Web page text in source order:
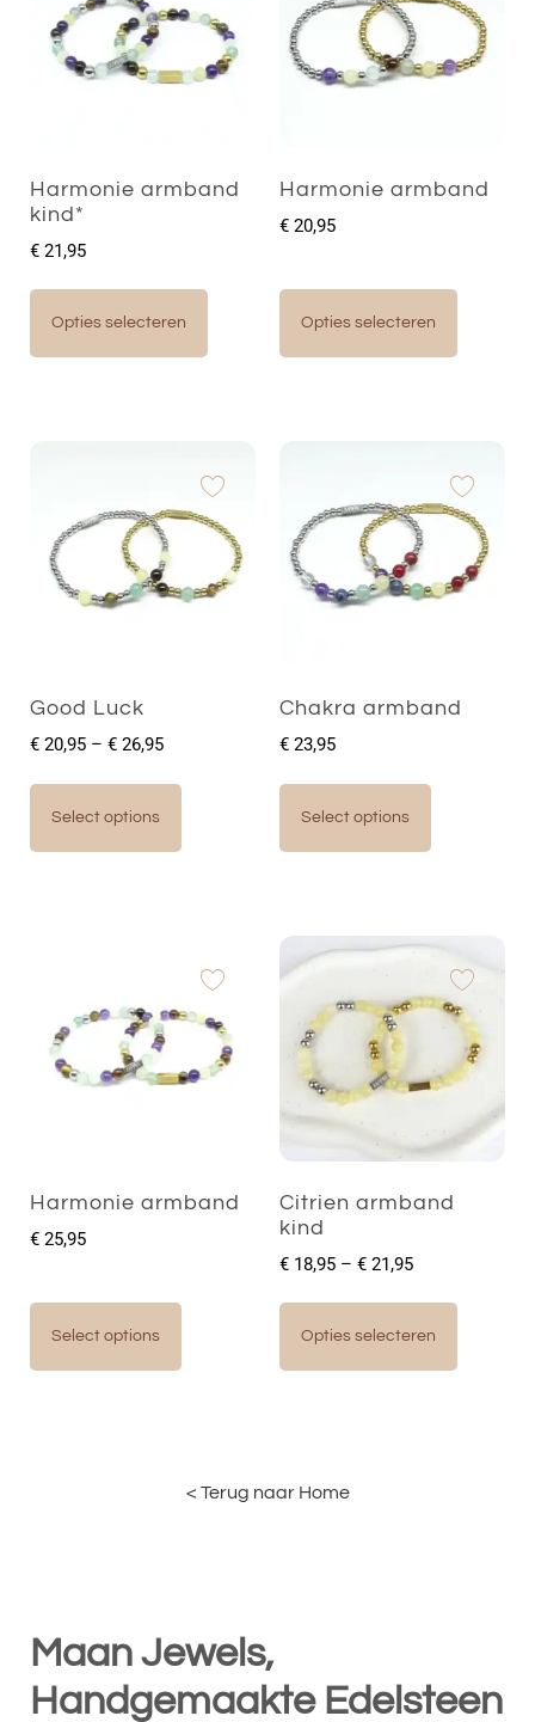
Harmonie armband
kind*
€ 21,95
Opties selecteren
Harmonie armband
€ 20,95
Opties selecteren
Good Luck
€ 20,95 – € 26,95
Select options
Chakra armband
€ 23,95
Select options
Harmonie armband
€ 25,95
Select options
Citrien armband
kind
€ 18,95 – € 21,95
Opties selecteren
< Terug naar Home
Maan Jewels,
Handgemaakte Edelsteen